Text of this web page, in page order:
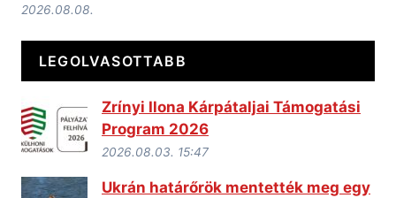
2026.08.08.
LEGOLVASOTTABB
Zrínyi Ilona Kárpátaljai Támogatási
Program 2026
2026.08.03. 15:47
Ukrán határőrök mentették meg egy